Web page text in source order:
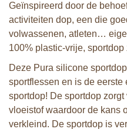
Geïnspireerd door de
activiteiten dop, een die
volwassenen, atleten…
100% plastic-vrije, sportdop
Deze Pura silicone
sportflessen en is de
sportdop! De sportdop
vloeistof waardoor de kans
verkleind. De sportdop is